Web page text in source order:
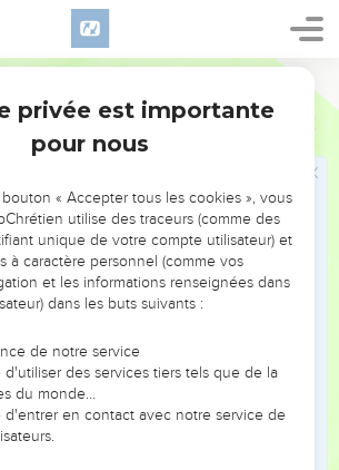
au Seigneur.
aux oreilles de l'Église de Jérusalem ;
et qu'il eut vu la grâce de Dieu, il s'en
tous à demeurer attachés au Seigneur
de bien, plein du Saint-Esprit et de
se joignit au Seigneur.
ensuite à Tarse, pour chercher Saul ;
il l'amena à Antioche ; et pendant toute
fut à Antioche que pour la première fois
Chrétiens.
prophètes descendirent de Jérusalem
privée est importante
pour nous
« Accepter tous les cookies », vous
utilise des traceurs (comme des
unique de votre compte utilisateur) et
à caractère personnel (comme vos
et les informations renseignées dans
dans les buts suivants :
de notre service
d'utiliser des services tiers tels que de la
du monde…
d'entrer en contact avec notre service de